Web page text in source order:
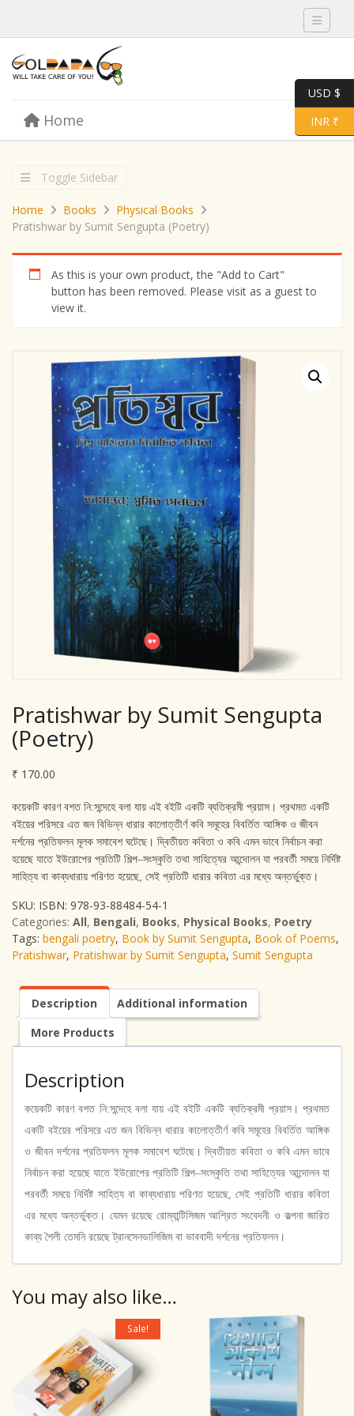
Toggle
Menu Toggle
Home
Toggle Sidebar
Home Books
Physical Books
Pratishwar by Sumit Sengupta (Poetry)
As this is your own product, the "Add to Cart"
button has been removed. Please visit as a guest to
view it.
Pratishwar by Sumit Sengupta
(Poetry)
₹ 170.00
কয়েকটি কারণ বশত নি:সন্দেহে বলা যায় এই বইটি একটি ব্যতিক্রমী প্রয়াস। প্রথমত একটি
বইয়ের পরিসরে এত জন বিভিন্ন ধারার কালোত্তীর্ণ কবি সমূহের বিবর্তিত আঙ্গিক ও জীবন
দর্শনের প্রতিফলন মূলক সমাবেশ ঘটেছে। দ্বিতীয়ত কবিতা ও কবি এমন ভাবে নির্বাচন করা
হয়েছে যাতে ইউরোপের প্রতিটি শিল্প–সংস্কৃতি তথা সাহিত্যের আন্দোলন যা পরবর্তী সময়ে নির্দিষ্ট
সাহিত্য বা কাব্যধারায় পরিণত হয়েছে সেই প্রতিটি ধারার কবিতা এর মধ্যে অন্তর্ভুক্ত।
SKU: ISBN: 978-93-88484-54-1
Categories: All, Bengali, Books, Physical Books, Poetry
Tags: bengali poetry, Book by Sumit Sengupta, Book of Poems,
Pratishwar, Pratishwar by Sumit Sengupta, Sumit Sengupta
Description
Additional information
More Products
Description
কয়েকটি কারণ বশত নি:সন্দেহে বলা যায় এই বইটি একটি ব্যতিক্রমী প্রয়াস। প্রথমত
একটি বইয়ের পরিসরে এত জন বিভিন্ন ধারার কালোত্তীর্ণ কবি সমূহের বিবর্তিত আঙ্গিক
ও জীবন দর্শনের প্রতিফলন মূলক সমাবেশ ঘটেছে। দ্বিতীয়ত কবিতা ও কবি এমন ভাবে
নির্বাচন করা হয়েছে যাতে ইউরোপের প্রতিটি শিল্প–সংস্কৃতি তথা সাহিত্যের আন্দোলন যা
পরবর্তী সময়ে নির্দিষ্ট সাহিত্য বা কাব্যধারায় পরিণত হয়েছে,সেই প্রতিটি ধারার কবিতা
এর মধ্যে অন্তর্ভুক্ত। যেমন রয়েছে রোম্যান্টিসিজম আশ্রিত সংবেদনী ও কল্পনা জারিত
কাব্য শৈলী তেমনি রয়েছে ট্রানসেনডালিজিম বা ভাববাদী দর্শনের প্রতিফলন।
You may also like…
Sale!
USD $
INR ₹